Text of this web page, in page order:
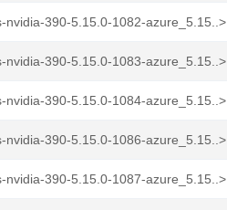
nvidia-390-5.15.0-1082-azure_5.15..>
nvidia-390-5.15.0-1083-azure_5.15..>
nvidia-390-5.15.0-1084-azure_5.15..>
nvidia-390-5.15.0-1086-azure_5.15..>
nvidia-390-5.15.0-1087-azure_5.15..>